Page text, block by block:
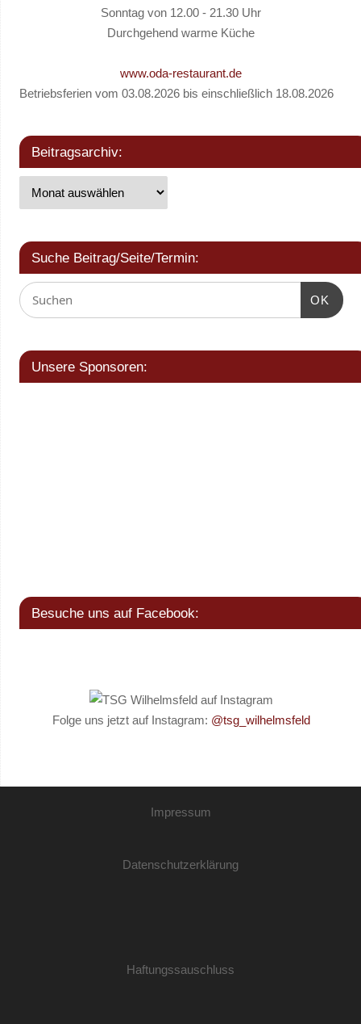
Sonntag von 12.00 - 21.30 Uhr
Durchgehend warme Küche
www.oda-restaurant.de
Betriebsferien vom 03.08.2026 bis einschließlich 18.08.2026
Beitragsarchiv:
Suche Beitrag/Seite/Termin:
OK
Unsere Sponsoren:
Besuche uns auf Facebook:
Folge uns jetzt auf Instagram: @tsg_wilhelmsfeld
Impressum
Datenschutzerklärung
Haftungssauschluss